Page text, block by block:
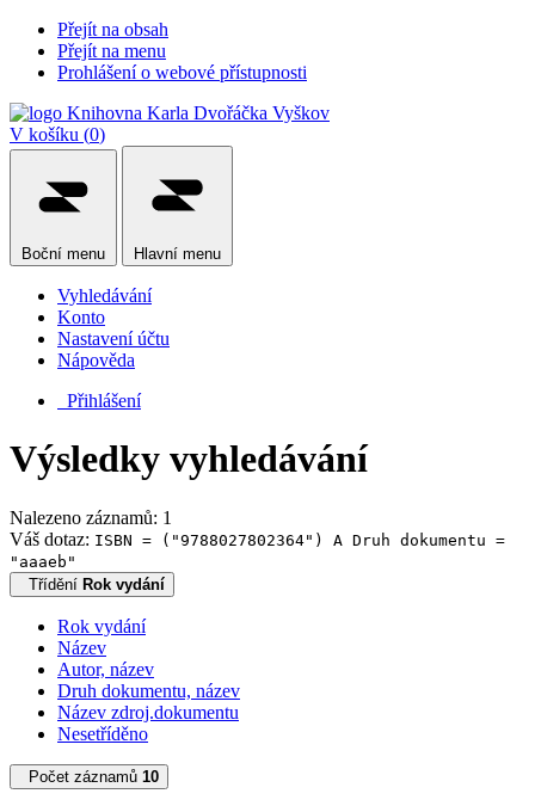
Přejít na obsah
Přejít na menu
Prohlášení o webové přístupnosti
V košíku (0)
Boční menu Hlavní menu
Vyhledávání
Konto
Nastavení účtu
Nápověda
Přihlášení
Výsledky vyhledávání
Nalezeno záznamů: 1
Váš dotaz: ISBN = ("9788027802364") A Druh dokumentu =
"aaaeb"
Třídění Rok vydání
Rok vydání
Název
Autor, název
Druh dokumentu, název
Název zdroj.dokumentu
Nesetříděno
Počet záznamů 10